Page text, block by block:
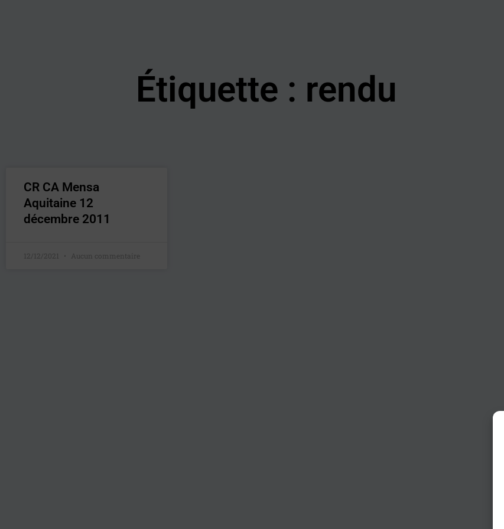
Étiquette : rendu
CR CA Mensa
Aquitaine 12
décembre 2011
12/12/2021 Aucun commentaire